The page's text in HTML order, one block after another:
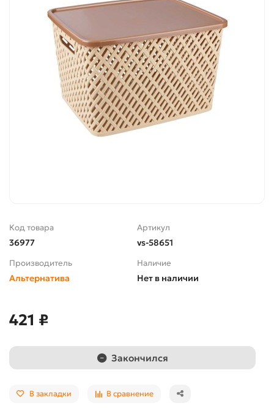
Код товара
36977
Артикул
vs-58651
Производитель
Альтернатива
Наличие
Нет в наличии
421 ₽
Закончился
В закладки В сравнение